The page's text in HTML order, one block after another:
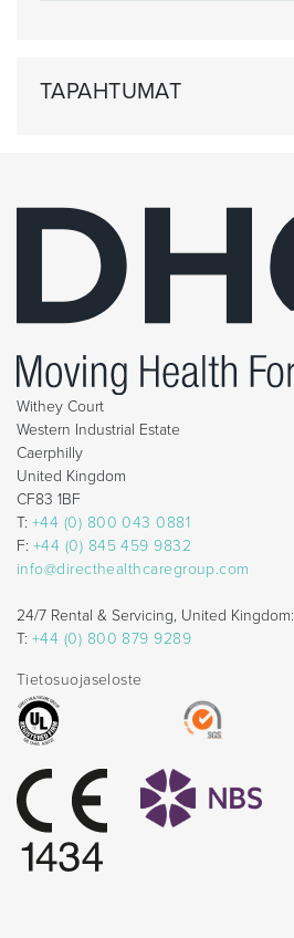
TAPAHTUMAT
Withey Court
Western Industrial Estate
Caerphilly
United Kingdom
CF83 1BF
T: +44 (0) 800 043 0881
F: +44 (0) 845 459 9832
info@directhealthcaregroup.com
24/7 Rental & Servicing, United Kingdom:
T: +44 (0) 800 879 9289
Tietosuojaseloste